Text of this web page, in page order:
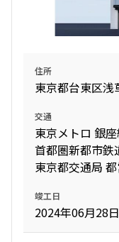
住所
東京都台東区
交通
東京メトロ 銀
首都圏新都市鉄
東京都交通局
竣工日
2024年06月28日